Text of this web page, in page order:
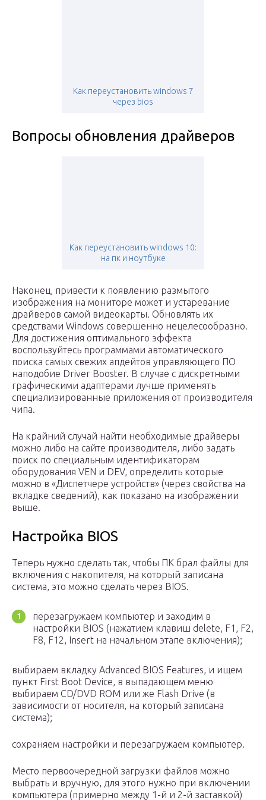
Как переустановить windows 7
через bios
Вопросы обновления драйверов
Как переустановить windows 10:
на пк и ноутбуке
Наконец, привести к появлению размытого
изображения на мониторе может и устаревание
драйверов самой видеокарты. Обновлять их
средствами Windows совершенно нецелесообразно.
Для достижения оптимального эффекта
воспользуйтесь программами автоматического
поиска самых свежих апдейтов управляющего ПО
наподобие Driver Booster. В случае с дискретными
графическими адаптерами лучше применять
специализированные приложения от производителя
чипа.
На крайний случай найти необходимые драйверы
можно либо на сайте производителя, либо задать
поиск по специальным идентификаторам
оборудования VEN и DEV, определить которые
можно в «Диспетчере устройств» (через свойства на
вкладке сведений), как показано на изображении
выше.
Настройка BIOS
Теперь нужно сделать так, чтобы ПК брал файлы для
включения с накопителя, на который записана
система, это можно сделать через BIOS.
перезагружаем компьютер и заходим в
настройки BIOS (нажатием клавиш delete, F1, F2,
F8, F12, Insert на начальном этапе включения);
выбираем вкладку Advanced BIOS Features, и ищем
пункт First Boot Device, в выпадающем меню
выбираем CD/DVD ROM или же Flash Drive (в
зависимости от носителя, на который записана
система);
сохраняем настройки и перезагружаем компьютер.
Место первоочередной загрузки файлов можно
выбрать и вручную, для этого нужно при включении
компьютера (примерно между 1-й и 2-й заставкой)